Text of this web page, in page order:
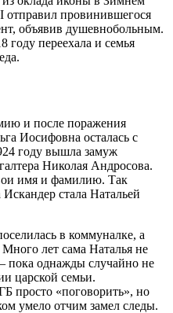
отправил провинившегося
объявив душевнобольным.
переехала и семья
.
и после поражения
Иосифовна осталась с
году вышла замуж
Николая Андросова.
имя и фамилию. Так
стала Натальей
в коммуналке, а
Много лет сама Наталья не
пока однажды случайно не
царской семьи.
просто «поговорить», но
умело отчим замел следы.